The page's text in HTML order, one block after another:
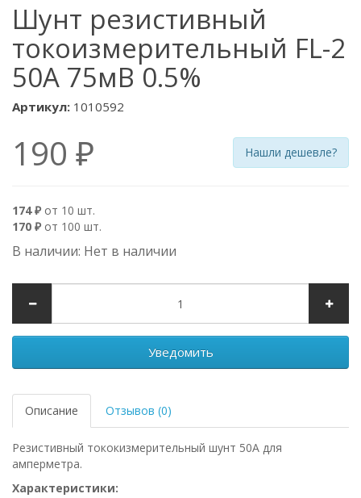
Шунт резистивный
токоизмерительный FL-2
50А 75мВ 0.5%
Артикул: 1010592
190 ₽ Нашли дешевле?
174 ₽ от 10 шт.
170 ₽ от 100 шт.
В наличии: Нет в наличии
Уведомить
Описание Отзывов (0)
Резистивный тококизмерительный шунт 50А для
амперметра.
Характеристики: